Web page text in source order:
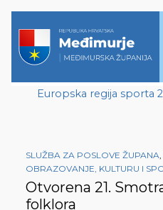
Europska regija sporta
SLUŽBA ZA POSLOVE ŽUPANA,
OBRAZOVANJE, KULTURU I
Otvorena 21.
folklora